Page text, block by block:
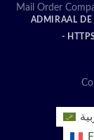
Mail Order
ADMIRAAL
-